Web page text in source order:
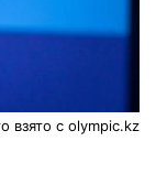
взято с olympic.kz